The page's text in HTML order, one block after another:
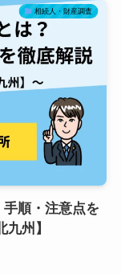
相続人・財産調査
順・注意点を
州】